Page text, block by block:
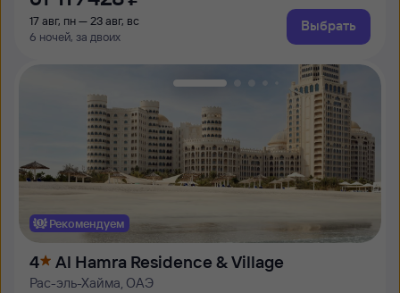
17 авг, пн — 23 авг, вс
6 ночей, за двоих
Выбрать
Рекомендуем
4 Al Hamra Residence & Village
Рас-эль-Хайма, ОАЭ